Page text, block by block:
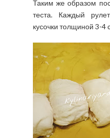
Таким же образом
теста. Каждый
кусочки толщиной 3-4